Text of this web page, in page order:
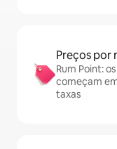
Preços por
Rum Point:
começam
taxas